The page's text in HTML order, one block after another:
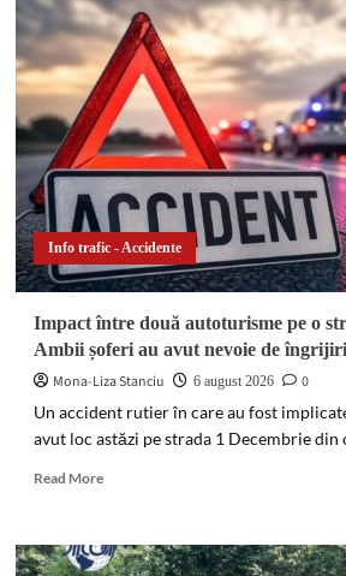
în
lanț
pe
DN
72
A,
la
Dragomirești.
O
autoutilitară
a
lovit
două
iar
o
șoferiță
a
răsturnat
Info trafic - Accidente
Impact între două autoturisme pe o
Ambii șoferi au avut nevoie de
Mona-Liza Stanciu
6 august 2026
0
Un accident rutier în care au fost
avut loc astăzi pe strada 1 Decembrie din
Read MoreRead
Impact
între